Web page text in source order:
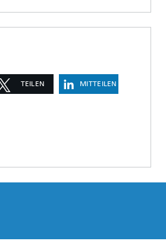
TEILEN MITTEILEN